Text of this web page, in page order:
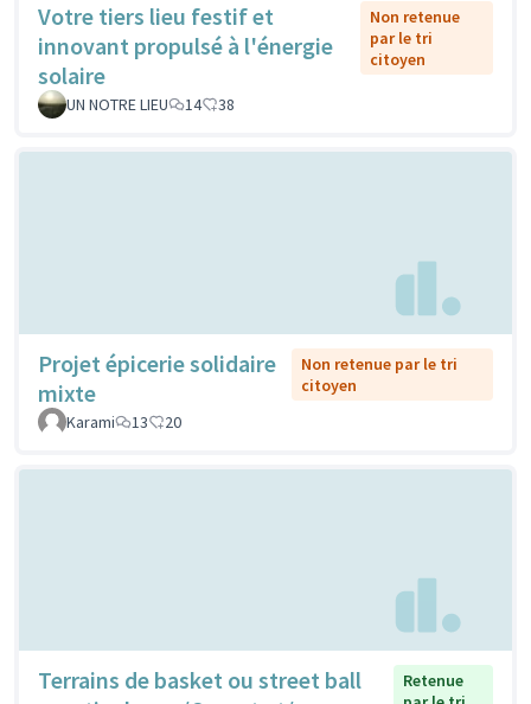
Votre tiers lieu festif et
innovant propulsé à l'énergie
solaire
Non retenue
par le tri
citoyen
UN NOTRE LIEU 14 38
Projet épicerie solidaire
mixte
Non retenue par le tri
citoyen
Karami
13 20
Terrains de basket ou street ball
Retenue